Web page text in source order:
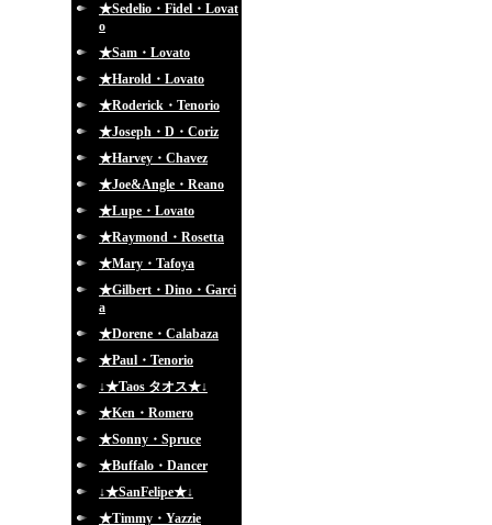
★Sedelio・Fidel・Lovat
o
★Sam・Lovato
★Harold・Lovato
★Roderick・Tenorio
★Joseph・D・Coriz
★Harvey・Chavez
★Joe&Angle・Reano
★Lupe・Lovato
★Raymond・Rosetta
★Mary・Tafoya
★Gilbert・Dino・Garci
a
★Dorene・Calabaza
★Paul・Tenorio
↓★Taos タオス★↓
★Ken・Romero
★Sonny・Spruce
★Buffalo・Dancer
↓★SanFelipe★↓
★Timmy・Yazzie